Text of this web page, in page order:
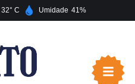
32 Umidade 41